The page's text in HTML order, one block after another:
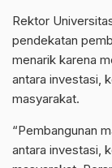
Rektor
pendekatan
menarik karena
antara investasi,
masyarakat.
“Pembangunan
antara investasi,